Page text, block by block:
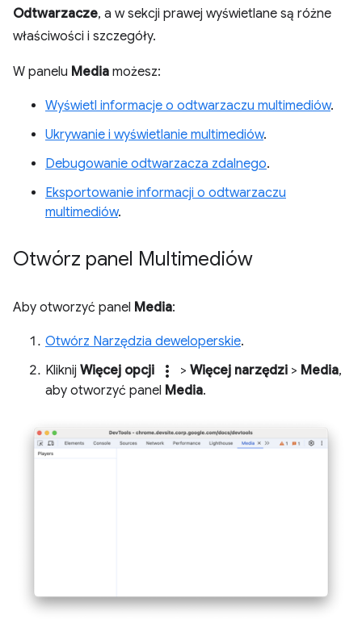
Odtwarzacze, a w sekcji prawej wyświetlane są różne
właściwości i szczegóły.
W panelu Media możesz:
Wyświetl informacje o odtwarzaczu multimediów.
Ukrywanie i wyświetlanie multimediów.
Debugowanie odtwarzacza zdalnego.
Eksportowanie informacji o odtwarzaczu
multimediów.
Otwórz panel Multimediów
Aby otworzyć panel Media:
Otwórz Narzędzia deweloperskie.
Kliknij Więcej opcji more_vert > Więcej narzędzi > Media,
aby otworzyć panel Media.